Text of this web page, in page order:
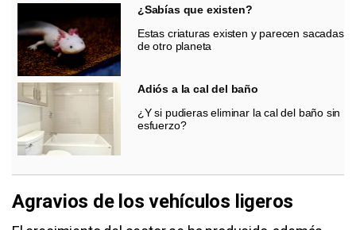
¿Sabías que existen?
Estas criaturas existen y parecen sacadas
de otro planeta
Adiós a la cal del baño
¿Y si pudieras eliminar la cal del baño sin
esfuerzo?
Agravios de los vehículos ligeros